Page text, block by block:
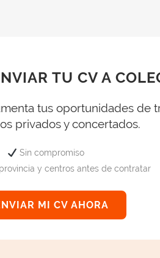
TU CV A
tus oportunidades de
privados y concertados.
Sin compromiso
y centros antes de contratar
MI CV AHORA